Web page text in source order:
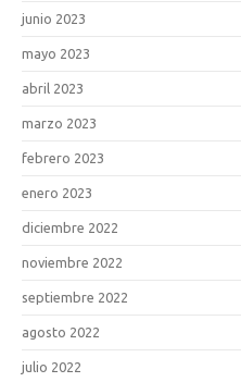
junio 2023
mayo 2023
abril 2023
marzo 2023
febrero 2023
enero 2023
diciembre 2022
noviembre 2022
septiembre 2022
agosto 2022
julio 2022